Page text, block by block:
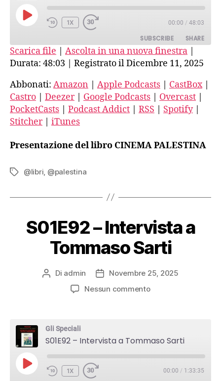
Elena
Petrelluzzi
PLAY
EPISODE
1X 00:00 / 48:03
SUBSCRIBE SHARE
Amazon Apple Podcasts
CastBox Castro
Deezer Google Podcasts
Overcast PocketCasts
Podcast Addict
RSS FEED
SHARE
LINK
EMBED
Scarica file Ascolta in una nuova finestra
Durata: 48:03
Registrato il Dicembre 11, 2025
Abbonati: Amazon Apple Podcasts CastBox|
Castro
Deezer| Google Podcasts Overcast
PocketCasts
Podcast Addict RSS Spotify|
Stitcher| iTunes
Presentazione del libro CINEMA PALESTINA
Tag @libri @palestina
S01E92 – Intervista a
Tommaso Sarti
Autore
articolo
Di admin
DataNovembre 25, 2025
Nessun commentosu
Tommaso
Sarti
Gli Speciali
S01E92 – Intervista a Tommaso Sarti
PLAY
EPISODE
1X 00:00 / 1:33:35